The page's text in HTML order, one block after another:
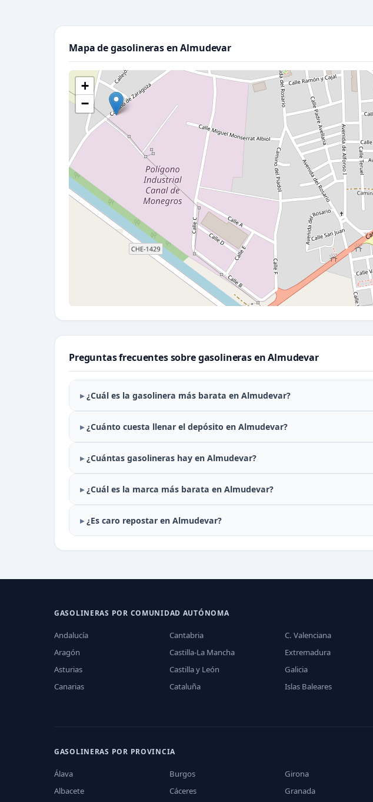
Mapa de gasolineras en Almudevar
+
−
Preguntas frecuentes sobre gasolineras en Almudevar
¿Cuál es la gasolinera más barata en Almudevar?
¿Cuánto cuesta llenar el depósito en Almudevar?
¿Cuántas gasolineras hay en Almudevar?
¿Cuál es la marca más barata en Almudevar?
¿Es caro repostar en Almudevar?
GASOLINERAS POR COMUNIDAD AUTÓNOMA
Andalucía
Aragón
Asturias
Canarias
Cantabria
Castilla-La Mancha
Castilla y León
Cataluña
C. Valenciana
Extremadura
Galicia
Islas Baleares
GASOLINERAS POR PROVINCIA
Álava
Albacete
Burgos
Cáceres
Girona
Granada